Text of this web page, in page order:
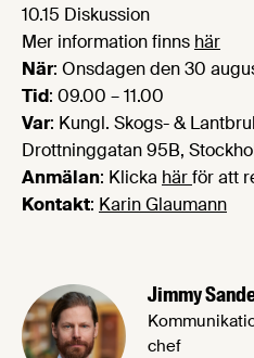
10.15 Diskussion
Mer information finns här
När: Onsdagen den 30
Tid: 09.00 – 11.00
Var: Kungl. Skogs- &
Drottninggatan 95B,
Anmälan: Klicka härför att
Kontakt: Karin Glaumann
Jimmy
chef